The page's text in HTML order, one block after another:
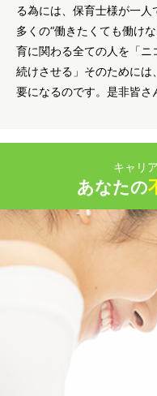
る為には、保育士様が一
多くの“働きたくても働け
育に関わる全ての人を「ニ
続けさせる」そのために
要になるのです。是非皆さ
キャリ
あなたの